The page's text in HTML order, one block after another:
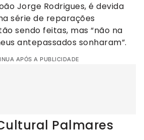
Jorge Rodrigues, é devida
série de reparações
sendo feitas, mas “não na
antepassados sonharam”.
APÓS A PUBLICIDADE
Palmares